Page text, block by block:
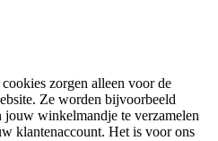
zorgen alleen voor de
Ze worden bijvoorbeeld
winkelmandje te verzamelen
klantenaccount. Het is voor ons